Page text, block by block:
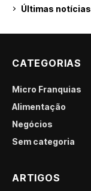
Últimas notícias
CATEGORIAS
Micro Franquias
Alimentação
Negócios
Sem categoria
ARTIGOS